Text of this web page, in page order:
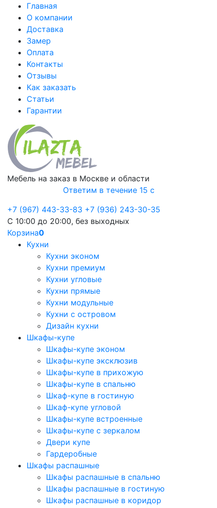
Главная
О компании
Доставка
Замер
Оплата
Контакты
Отзывы
Как заказать
Статьи
Гарантии
Мебель на заказ в Москве и области
Ответим в течение 15 с
+7 (967) 443-33-83 +7 (936) 243-30-35
С 10:00 до 20:00, без выходных
Корзина0
Кухни
Кухни эконом
Кухни премиум
Кухни угловые
Кухни прямые
Кухни модульные
Кухни с островом
Дизайн кухни
Шкафы-купе
Шкафы-купе эконом
Шкафы-купе эксклюзив
Шкафы-купе в прихожую
Шкафы-купе в спальню
Шкаф-купе в гостиную
Шкаф-купе угловой
Шкафы-купе встроенные
Шкафы-купе с зеркалом
Двери купе
Гардеробные
Шкафы распашные
Шкафы распашные в спальню
Шкафы распашные в гостиную
Шкафы распашные в коридор